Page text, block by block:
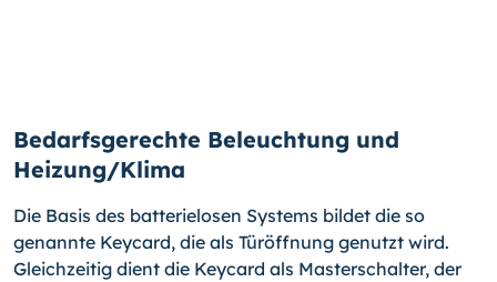
Bedarfsgerechte Beleuchtung und
Heizung/Klima
Die Basis des batterielosen Systems bildet die so
genannte Keycard, die als Türöffnung genutzt wird.
Gleichzeitig dient die Keycard als Masterschalter, der